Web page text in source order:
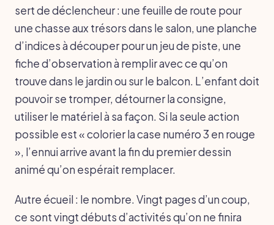
sert de déclencheur : une feuille de route pour
une chasse aux trésors dans le salon, une planche
d’indices à découper pour un jeu de piste, une
fiche d’observation à remplir avec ce qu’on
trouve dans le jardin ou sur le balcon. L’enfant doit
pouvoir se tromper, détourner la consigne,
utiliser le matériel à sa façon. Si la seule action
possible est « colorier la case numéro 3 en rouge
», l’ennui arrive avant la fin du premier dessin
animé qu’on espérait remplacer.
Autre écueil : le nombre. Vingt pages d’un coup,
ce sont vingt débuts d’activités qu’on ne finira